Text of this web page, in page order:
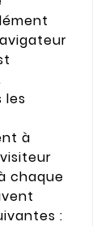
les
à
chaque
: